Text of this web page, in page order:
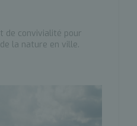
de convivialité pour
la nature en ville.